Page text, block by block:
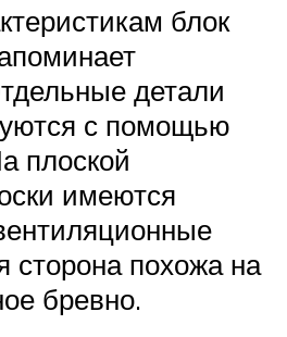
блок
детали
с помощью
плоской
имеются
сторона похожа на
бревно.